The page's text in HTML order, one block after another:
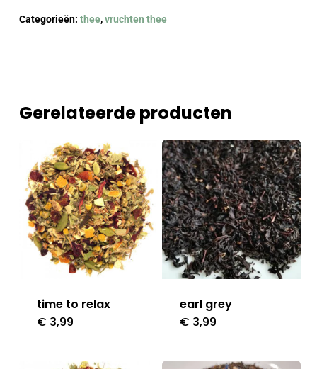
Categorieën: thee,vruchten thee
Gerelateerde producten
time to relax
€ 3,99
earl grey
€ 3,99